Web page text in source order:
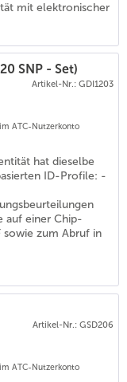
mit elektronischer
SNP - Set)
Artikel-Nr.: GDI1203
ATC-Nutzerkonto
hat dieselbe
ID-Profile: -
auf einer Chip-
sowie zum Abruf in
Artikel-Nr.: GSD206
ATC-Nutzerkonto